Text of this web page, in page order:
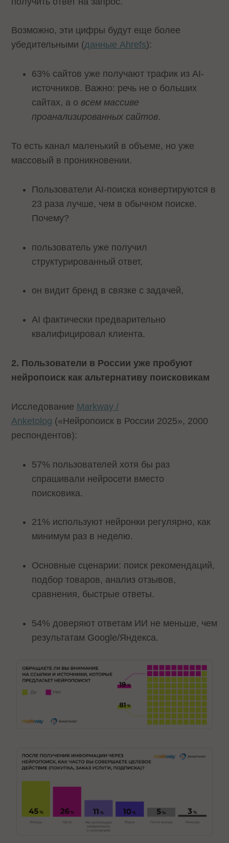
Возможно, эти цифры будут еще более
убедительными (данные Ahrefs):
63% сайтов уже получают трафик из AI-
источников. Важно: речь не о больших
сайтах, а овсем массиве
проанализированных сайтов.
То есть канал маленький в объеме, но уже
массовый в проникновении.
Пользователи AI-поиска конвертируются в
23 раза лучше, чем в обычном поиске.
Почему?
пользователь уже получил
структурированный ответ,
он видит бренд в связке с задачей,
AI фактически предварительно
квалифицировал клиента.
2. Пользователи в России уже пробуют
нейропоиск как альтернативу поисковикам
Исследование Markway /
Anketolog («Нейропоиск в России 2025», 2000
респондентов):
57% пользователей хотя бы раз
спрашивали нейросети вместо
поисковика.
21% используют нейронки регулярно, как
минимум раз в неделю.
Основные сценарии: поиск рекомендаций,
подбор товаров, анализ отзывов,
сравнения, быстрые ответы.
54% доверяют ответам ИИ не меньше, чем
результатам Google/Яндекса.